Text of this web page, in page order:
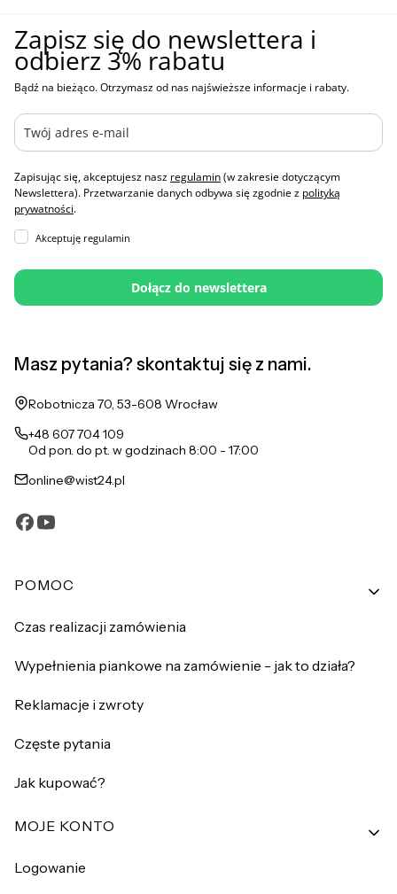
Zapisz się do newslettera i
odbierz 3% rabatu
Bądź na bieżąco. Otrzymasz od nas najświeższe informacje i rabaty.
Zapisując się, akceptujesz nasz regulamin(w zakresie dotyczącym
Newslettera). Przetwarzanie danych odbywa się zgodnie z polityką
prywatności.
Akceptuję regulamin
Dołącz do newslettera
Masz pytania? skontaktuj się z nami.
Adres:
Robotnicza 70, 53-608 Wrocław
+48 607 704 109
Od pon. do pt. w godzinach 8:00 - 17:00
online@wist24.pl
Linki w stopce
POMOC
Czas realizacji zamówienia
Wypełnienia piankowe na zamówienie - jak to działa?
Reklamacje i zwroty
Częste pytania
Jak kupować?
MOJE KONTO
Logowanie